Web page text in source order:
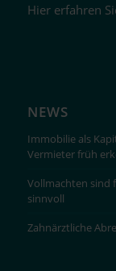
Hier erfahren
NEWS
Immobilie als
Vermieter früh
Vollmachten sind
sinnvoll
Zahnärztliche